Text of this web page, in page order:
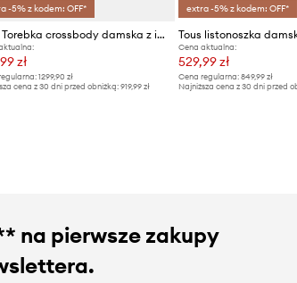
-5% z kodem: OFF*
Tous Torebka crossbody damska z imitacji skóry
zł
1299,90 zł
cena z 30 dni przed obniżką:919,99 zł
extra -5% z kodem: OFF*
Cena aktualna:
529,99 zł
Cena regularna: 849,99 zł
Najniższa cena z 30 dni przed
na pierwsze zakupy